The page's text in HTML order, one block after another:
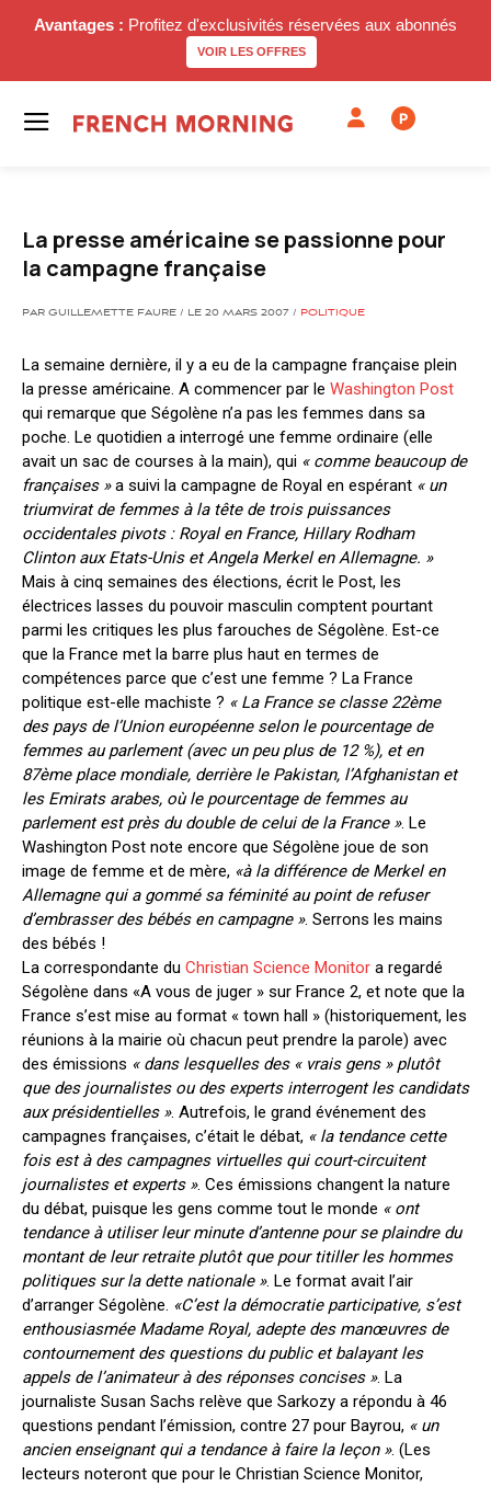
Avantages : Profitez d'exclusivités réservées aux abonnés
VOIR LES OFFRES
P
La presse américaine se passionne pour
la campagne française
PAR GUILLEMETTE FAURE / LE 20 MARS 2007 / POLITIQUE
La semaine dernière, il y a eu de la campagne française plein
la presse américaine. A commencer par le Washington Post
qui remarque que Ségolène n’a pas les femmes dans sa
poche. Le quotidien a interrogé une femme ordinaire (elle
avait un sac de courses à la main), qui « comme beaucoup de
françaises »a suivi la campagne de Royal en espérant « un
triumvirat de femmes à la tête de trois puissances
occidentales pivots : Royal en France, Hillary Rodham
Clinton aux Etats-Unis et Angela Merkel en Allemagne. »
Mais à cinq semaines des élections, écrit le Post, les
électrices lasses du pouvoir masculin comptent pourtant
parmi les critiques les plus farouches de Ségolène. Est-ce
que la France met la barre plus haut en termes de
compétences parce que c’est une femme ? La France
politique est-elle machiste ? « La France se classe 22ème
des pays de l’Union européenne selon le pourcentage de
femmes au parlement (avec un peu plus de 12 %), et en
87ème place mondiale, derrière le Pakistan, l’Afghanistan et
les Emirats arabes, où le pourcentage de femmes au
parlement est près du double de celui de la France ». Le
Washington Post note encore que Ségolène joue de son
image de femme et de mère, «à la différence de Merkel en
Allemagne qui a gommé sa féminité au point de refuser
d’embrasser des bébés en campagne ». Serrons les mains
des bébés !
La correspondante du Christian Science Monitor a regardé
Ségolène dans «A vous de juger » sur France 2, et note que la
France s’est mise au format « town hall » (historiquement, les
réunions à la mairie où chacun peut prendre la parole) avec
des émissions « dans lesquelles des « vrais gens » plutôt
que des journalistes ou des experts interrogent les candidats
aux présidentielles ». Autrefois, le grand événement des
campagnes françaises, c’était le débat, « la tendance cette
fois est à des campagnes virtuelles qui court-circuitent
journalistes et experts ». Ces émissions changent la nature
du débat, puisque les gens comme tout le monde « ont
tendance à utiliser leur minute d’antenne pour se plaindre du
montant de leur retraite plutôt que pour titiller les hommes
politiques sur la dette nationale ». Le format avait l’air
d’arranger Ségolène. «C’est la démocratie participative, s’est
enthousiasmée Madame Royal, adepte des manœuvres de
contournement des questions du public et balayant les
appels de l’animateur à des réponses concises ». La
journaliste Susan Sachs relève que Sarkozy a répondu à 46
questions pendant l’émission, contre 27 pour Bayrou, « un
ancien enseignant qui a tendance à faire la leçon ». (Les
lecteurs noteront que pour le Christian Science Monitor,